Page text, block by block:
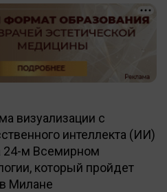
визуализации с
интеллекта (ИИ)
24-м Всемирном
который пройдет
Милане